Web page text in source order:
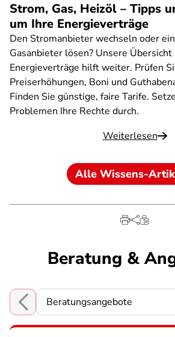
Strom, Gas, Heizöl – Tipps
um Ihre Energieverträge
Den Stromanbieter wechseln oder
Gasanbieter lösen? Unsere Übersicht
Energieverträge hilft weiter. Prüfen
Preiserhöhungen, Boni und
Finden Sie günstige, faire Tarife.
Problemen Ihre Rechte durch.
Weiterlesen
Alle Wissens-
Beratung &
Choose a section